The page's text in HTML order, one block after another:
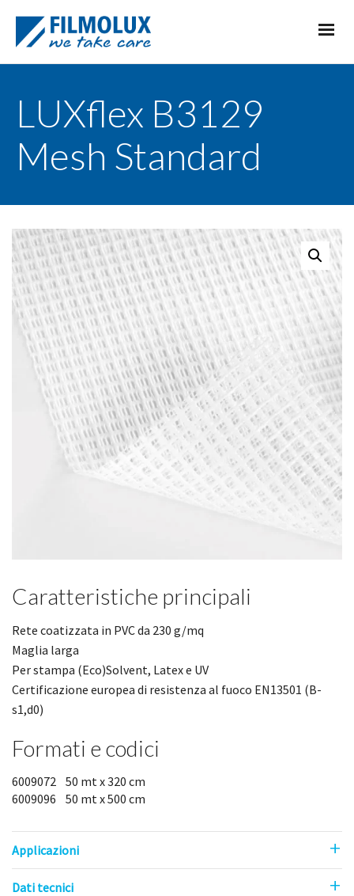
LUXflex B3129
Mesh Standard
Caratteristiche principali
Rete coatizzata in PVC da 230 g/mq
Maglia larga
Per stampa (Eco)Solvent, Latex e UV
Certificazione europea di resistenza al fuoco EN13501 (B-
s1,d0)
Formati e codici
6009072 50 mt x 320 cm
6009096 50 mt x 500 cm
Applicazioni
Dati tecnici